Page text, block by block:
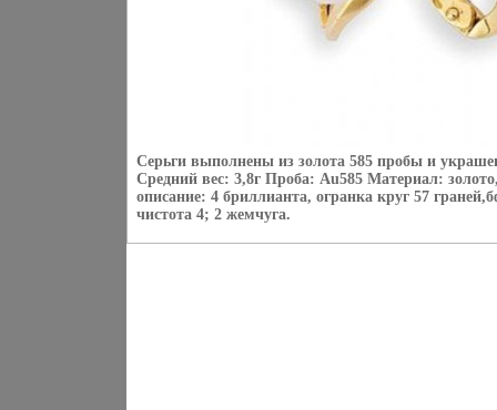
Серьги выполнены из золота 585 пробы и
Средний вес: 3,8г Проба: Au585 Материал:
описание: 4 бриллианта, огранка круг 57
чистота 4; 2 жемчуга.